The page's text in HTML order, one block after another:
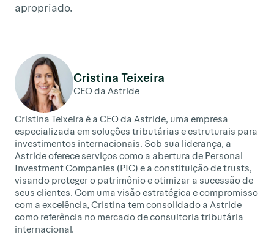
apropriado.
Cristina Teixeira
CEO da Astride
Cristina Teixeira é a CEO da Astride, uma empresa
especializada em soluções tributárias e estruturais para
investimentos internacionais. Sob sua liderança, a
Astride oferece serviços como a abertura de Personal
Investment Companies (PIC) e a constituição de trusts,
visando proteger o patrimônio e otimizar a sucessão de
seus clientes. Com uma visão estratégica e compromisso
com a excelência, Cristina tem consolidado a Astride
como referência no mercado de consultoria tributária
internacional.